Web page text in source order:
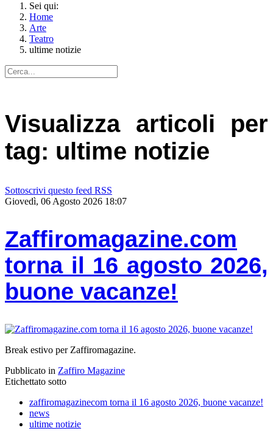
Sei qui:
Home
Arte
Teatro
ultime notizie
Visualizza articoli per
tag: ultime notizie
Sottoscrivi questo feed RSS
Giovedì, 06 Agosto 2026 18:07
Zaffiromagazine.com
torna il 16 agosto 2026,
buone vacanze!
Break estivo per Zaffiromagazine.
Pubblicato in Zaffiro Magazine
Etichettato sotto
zaffiromagazinecom torna il 16 agosto 2026, buone vacanze!
news
ultime notizie